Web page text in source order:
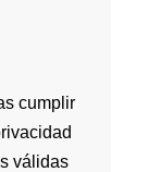
cumplir
válidas